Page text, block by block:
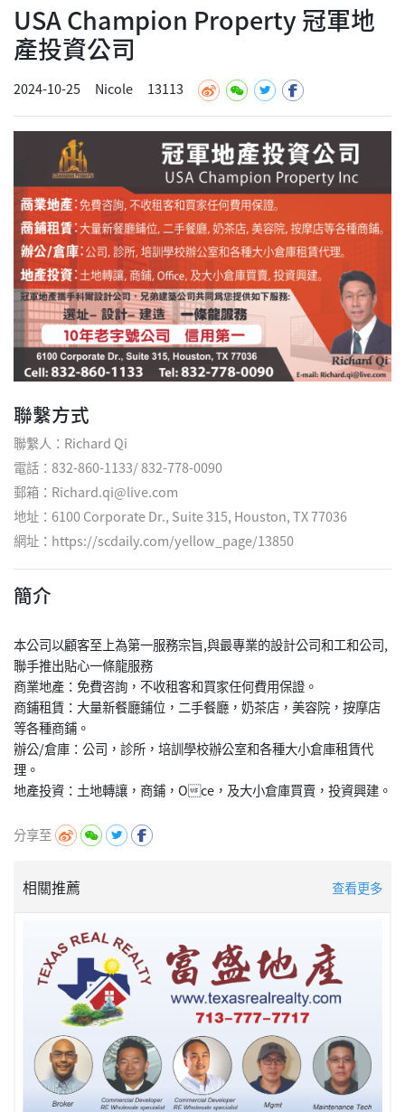
USA Champion Property 冠軍地
產投資公司
2024-10-25 Nicole 13113
聯繫方式
聯繫人：Richard Qi
電話：832-860-1133/ 832-778-0090
郵箱：Richard.qi@live.com
地址：6100 Corporate Dr., Suite 315, Houston, TX 77036
網址： https://scdaily.com/yellow_page/13850
簡介
本公司以顧客至上為第一服務宗旨,與最專業的設計公司和工和公司,
聯手推出貼心一條龍服務
商業地產：免費咨詢，不收租客和買家任何費用保證。
商鋪租賃：大量新餐廳鋪位，二手餐廳，奶茶店，美容院，按摩店
等各種商鋪。
辦公/倉庫：公司，診所，培訓學校辦公室和各種大小倉庫租賃代
理。
分享至
相關推薦 查看更多